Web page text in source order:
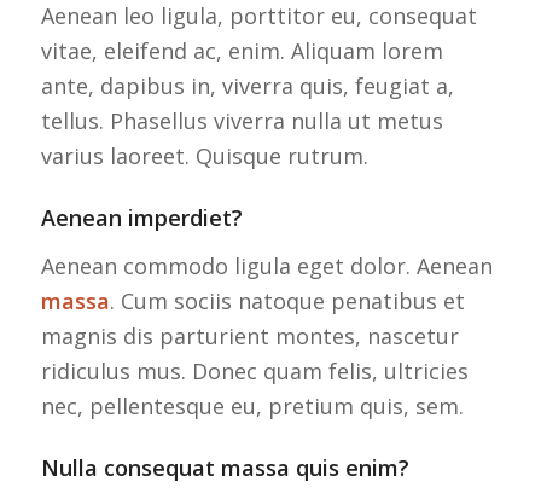
Aenean leo ligula, porttitor eu, consequat
vitae, eleifend ac, enim. Aliquam lorem
ante, dapibus in, viverra quis, feugiat a,
tellus. Phasellus viverra nulla ut metus
varius laoreet. Quisque rutrum.
Aenean imperdiet?
Aenean commodo ligula eget dolor. Aenean
massa. Cum sociis natoque penatibus et
magnis dis parturient montes, nascetur
ridiculus mus. Donec quam felis, ultricies
nec, pellentesque eu, pretium quis, sem.
Nulla consequat massa quis enim?